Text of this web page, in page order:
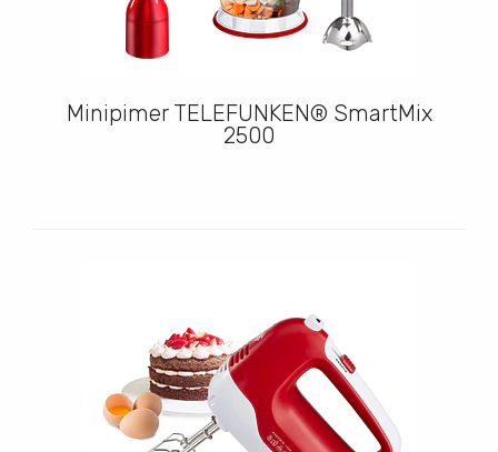
Minipimer TELEFUNKEN® SmartMix
2500